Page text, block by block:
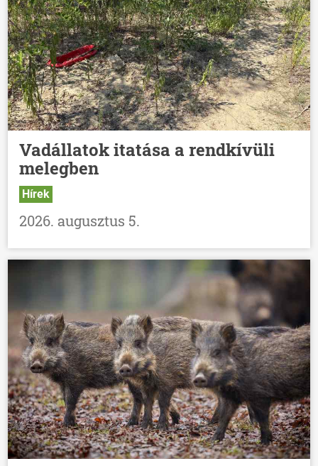
Vadállatok itatása a rendkívüli
melegben
Hírek
2026. augusztus 5.